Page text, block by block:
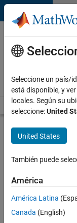
Saltar al contenido
Ofertas
de
empleo
MathWorks
Visión general
Enviar
solicitud
Information
Security
Manager-
IAM
Seleccione un país/
está disponible, y
locales. Según su
seleccione:United
United States
También puede
América
América Latina
Canada (English)